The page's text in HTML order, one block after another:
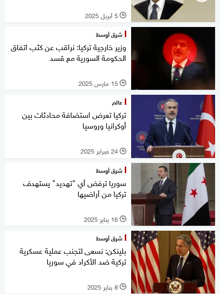
l 5 أبريل 2025
شرق أوسط
وزير خارجية تركيا: نراقب عن كثب اتفاق
الحكومة السورية مع قسد
l 15 مارس 2025
عالم
تركيا تعرض استضافة محادثات بين
أوكرانيا وروسيا
l 24 فبراير 2025
شرق أوسط
سوريا ترفض أي "تهديد" يستهدف
تركيا من أراضيها
l 16 يناير 2025
شرق أوسط
بلينكن: نسعى لتجنب عملية عسكرية
تركية ضد الأكراد في سوريا
l 8 يناير 2025